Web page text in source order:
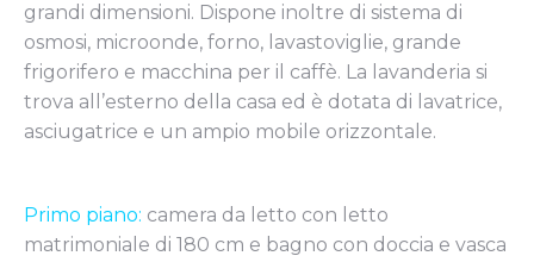
grandi dimensioni. Dispone inoltre di sistema di
osmosi, microonde, forno, lavastoviglie, grande
frigorifero e macchina per il caffè. La lavanderia si
trova all’esterno della casa ed è dotata di lavatrice,
asciugatrice e un ampio mobile orizzontale.
Primo piano: camera da letto con letto
matrimoniale di 180 cm e bagno con doccia e vasca